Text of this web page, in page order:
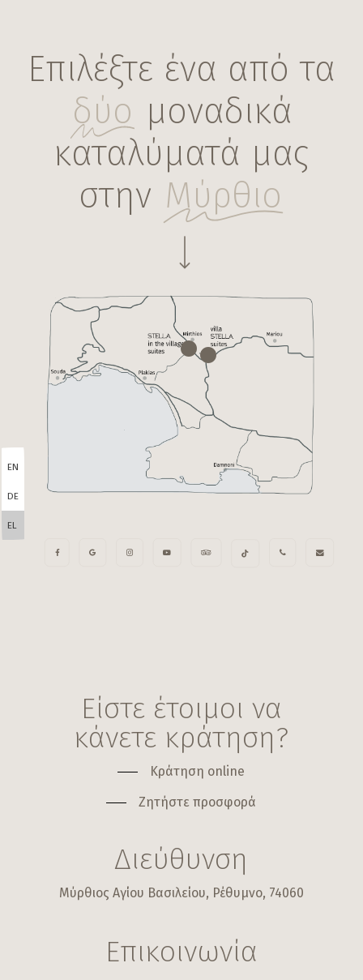
Επιλέξτε ένα από τα
δύο μοναδικά
καταλύματά μας
στην Μύρθιο
Navigate to the next section
Είστε έτοιμοι να
κάνετε κράτηση?
Κράτηση online
Ζητήστε προσφορά
Διεύθυνση
Μύρθιος Αγίου Βασιλείου, Ρέθυμνο, 74060
Επικοινωνία
EN
DE
EL